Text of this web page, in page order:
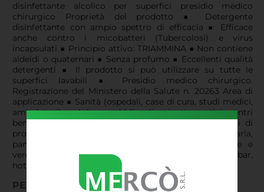
disinfettante alcolico per superfici presidio medico
chirurgico Proprietà del prodotto ■ Detergente
disinfettante con ampio spettro di efficacia ■ Efficace
anche contro i micobatteri (Tubercolosi) e virus
incapsulati ■ Principio attivo: TRIAMMINA ■ Non contiene
aldeidi o quaternari ■ Senza profumo ■ Eccellenti qualità
detergenti ■ Il prodotto si può utilizzare su tutte le
superfici lavabili ■ Presidio medico chirurgico.
Registrazione del Ministero della Salute n. 20263 Area di
applicazione ■ Sanità (ospedali, case di cura, studi medici,
ambulatori) ■ Igiene pubblica (impianti sportivi, centri
benessere, scuole) ■ Industria alimentare (laboratori di
produzione, macellerie e salumifici, industria dolciaria,
panetterie, industrie di lavorazione di carne, pesce e
verdure) ■ Piccola e grande ristorazione (ristoranti, bar,
hotel, gastronomia, gelaterie)
PESO